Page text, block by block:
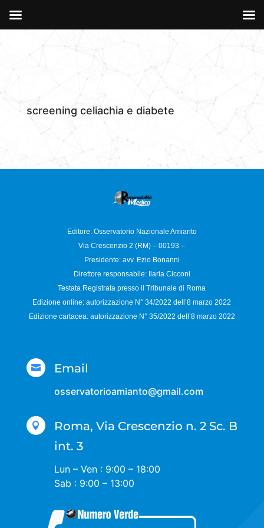
screening celiachia e diabete
Editore: Osservatorio Nazionale Amianto
Via Crescenzio 2 (RM) – 00193 –
Presidente: avv. Ezio Bonanni
Direttore responsabile:
Ilaria Cicconi
Testata Registrata presso il Tribunale di Roma
Edizione online: autorizzazione N°34/2022 dell’8 marzo 2022
Edizione cartacea: autorizzazione N° 35/2022 dell’8 marzo 2022
 Email
osservatorioamianto@gmail.com

Roma, Via Crescenzio n. 2 Sc. B
int. 3
Lun – Ven : 9:00 – 18:00
Sab : 9:00 – 13:00